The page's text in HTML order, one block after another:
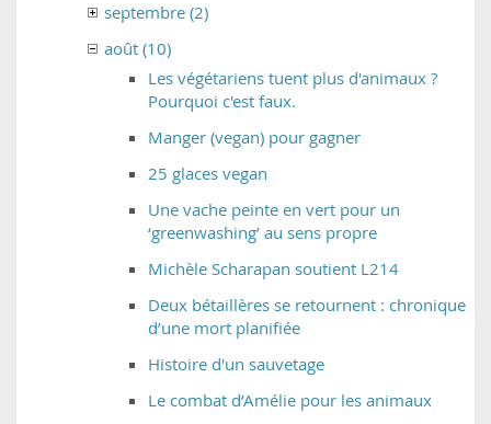
septembre (2)
août (10)
Les végétariens tuent plus d'animaux ?
Pourquoi c'est faux.
Manger (vegan) pour gagner
25 glaces vegan
Une vache peinte en vert pour un
‘greenwashing’ au sens propre
Michèle Scharapan soutient L214
Deux bétaillères se retournent : chronique
d’une mort planifiée
Histoire d'un sauvetage
Le combat d’Amélie pour les animaux